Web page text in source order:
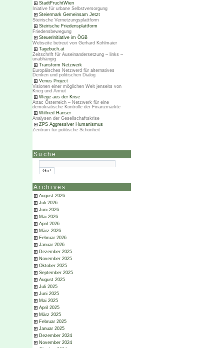
StadtFruchtWien
Iniative für urbane Selbstversorgung
Steiermark Gemeinsam Jetzt
Steirische Vernetzungsplattform
Steirische Friedensplattform
Friedensbewegung
Steuerinitiative im ÖGB
Webseite betreut von Gerhard Kohlmaier
Tagebuch.at
Zeitschrift für Auseinandersetzung – links –
unabhängig
Transform Netzwerk
Europäisches Netzwerd für alternatives
Denken und politischen Dialog
Venus Project
Visionen einer möglichen Welt jenseits von
Krieg und Armut
Wege aus der Krise
Attac Österreich – Netzwerk für eine
demokratische Kontrolle der Finanzmärkte
Wilfried Hanser
Analysen der Gesellschaftskrise
ZPS Aggressiver Humanismus
Zentrum für politische Schönheit
Suche
Archives:
August 2026
Juli 2026
Juni 2026
Mai 2026
April 2026
März 2026
Februar 2026
Januar 2026
Dezember 2025
November 2025
Oktober 2025
September 2025
August 2025
Juli 2025
Juni 2025
Mai 2025
April 2025
März 2025
Februar 2025
Januar 2025
Dezember 2024
November 2024